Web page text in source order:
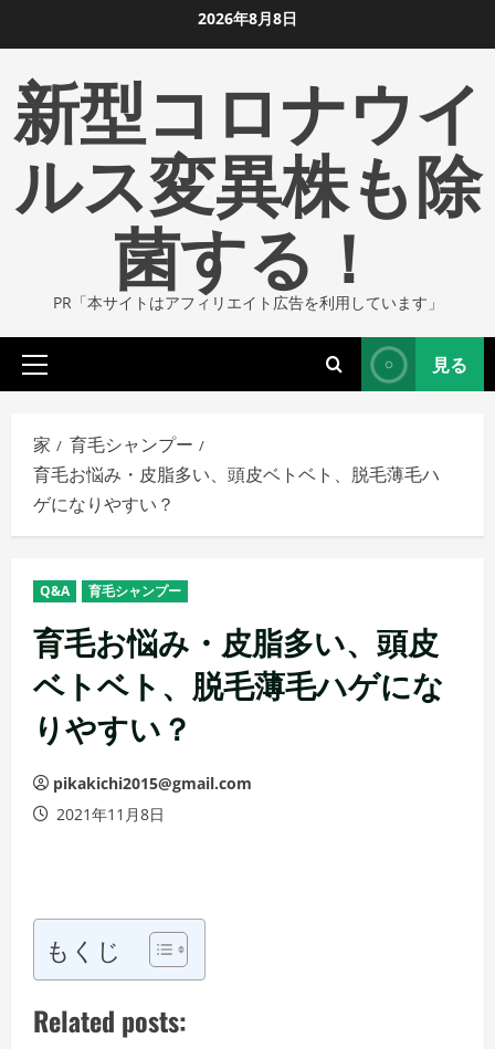
ン
ツ
ま
2026年8月8日
新型コロナウイ
ルス変異株も除
菌する！
PR「本サイトはアフィリエイト広告を利用しています」
プ
イ
マ
リ
メ
ニ
ー
見る
家
育毛シャンプー
育毛お悩み・皮脂多い、頭皮ベトベト、脱毛薄毛ハ
ゲになりやすい？
Q&A 育毛シャンプー
育毛お悩み・皮脂多い、頭皮
ベトベト、脱毛薄毛ハゲにな
りやすい？
pikakichi2015@gmail.com
2021年11月8日
もくじ
Related posts: